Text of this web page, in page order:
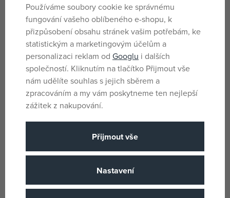
nočním stolku či poličce.
Tipy na hraní a rozvoj
Učte děti rozpoznávat čas a samostatně vstávat – budík
ve tvaru hrušky motivuje děti k zodpovědnosti a
samostatnosti.
Nechte děti nastavit si budík – rozvíjí jemnou motoriku a
orientaci v čase.
Jasná žlutá barva stimuluje zrak, příjemný tvar budíku
Používáme soubory cookie ke správnému
fungování vašeho oblíbeného e-shopu, k
přizpůsobení obsahu stránek vašim potřebám, ke
statistickým a marketingovým účelům a
personalizaci reklam od Googlu i dalších
společností. Kliknutím na tlačítko Přijmout vše
nám udělíte souhlas s jejich sběrem a
zpracováním a my vám poskytneme ten nejlepší
zážitek z nakupování.
Přijmout vše
Nastavení